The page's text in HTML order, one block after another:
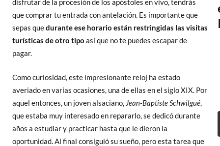
disfrutar de la procesión de los apóstoles en vivo, tendrás
que comprar tu entrada con antelación. Es importante que
sepas quedurante ese horario están restringidas las visitas
turísticas de otro tipo así que no te puedes escapar de
pagar.
Como curiosidad, este impresionante reloj ha estado
averiado en varias ocasiones, una de ellas en el siglo XIX. Por
aquel entonces, un joven alsaciano, Jean-Baptiste Schwilgué,
que estaba muy interesado en repararlo, se dedicó durante
años a estudiar y practicar hasta que le dieron la
oportunidad. Al final consiguió su sueño, pero esta tarea que